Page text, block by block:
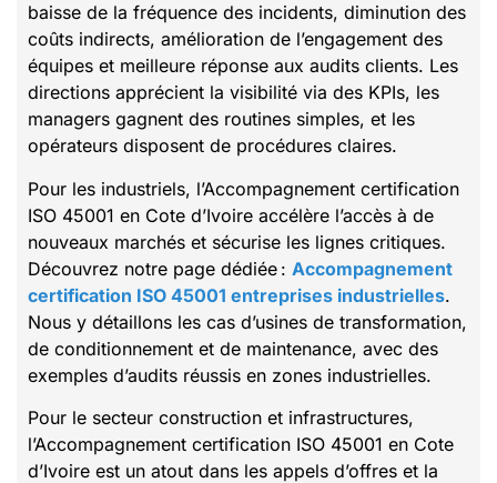
baisse de la fréquence des incidents, diminution des
coûts indirects, amélioration de l’engagement des
équipes et meilleure réponse aux audits clients. Les
directions apprécient la visibilité via des KPIs, les
managers gagnent des routines simples, et les
opérateurs disposent de procédures claires.
Pour les industriels, l’Accompagnement certification
ISO 45001 en Cote d’Ivoire accélère l’accès à de
nouveaux marchés et sécurise les lignes critiques.
Découvrez notre page dédiée : Accompagnement
certification ISO 45001 entreprises industrielles.
Nous y détaillons les cas d’usines de transformation,
de conditionnement et de maintenance, avec des
exemples d’audits réussis en zones industrielles.
Pour le secteur construction et infrastructures,
l’Accompagnement certification ISO 45001 en Cote
d’Ivoire est un atout dans les appels d’offres et la